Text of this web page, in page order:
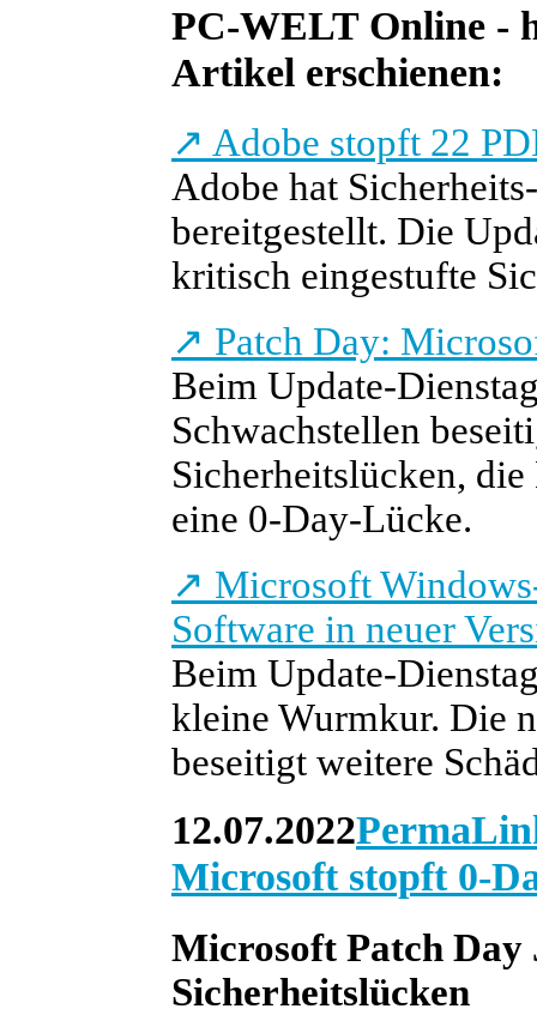
PC-WELT Online -
Artikel erschienen:
↗ Adobe stopft 22
Adobe hat
bereitgestellt. Die
kritisch eingestufte
↗ Patch Day:
Beim Update-
Schwachstellen
Sicherheitslücken,
eine 0-Day-Lücke.
↗ Microsoft
Software in neuer
Beim Update-
kleine Wurmkur. Die
beseitigt weitere
12.07.2022
Microsoft stopft 0-
Microsoft Patch Day
Sicherheitslücken